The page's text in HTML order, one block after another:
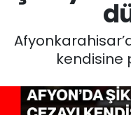
kendisine
EĞİTİM
MAGAZİN
Tüm Manşetler
Son Dakika
Haber Arşivi